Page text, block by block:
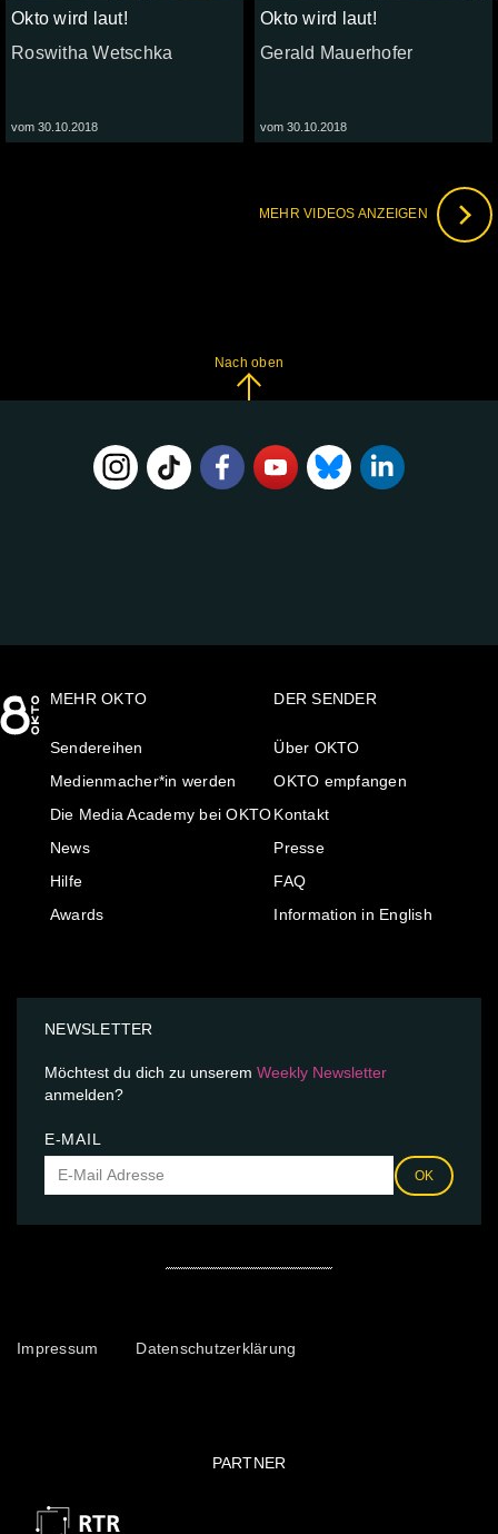
Okto wird laut!
Roswitha Wetschka
vom 30.10.2018
Okto wird laut!
Gerald Mauerhofer
vom 30.10.2018
MEHR VIDEOS ANZEIGEN
Nach oben
MEHR OKTO
Sendereihen
Medienmacher*in werden
Die Media Academy bei OKTO
News
Hilfe
Awards
DER SENDER
Über OKTO
OKTO empfangen
Kontakt
Presse
FAQ
Information in English
NEWSLETTER
Möchtest du dich zu unserem Weekly Newsletter
anmelden?
E-MAIL
OK
Impressum Datenschutzerklärung
PARTNER